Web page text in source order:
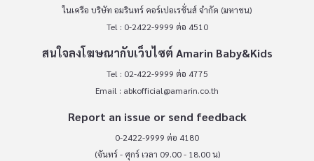
ในเครือ บริษัท อมรินทร์ คอร์เปอเรชั่นส์ จำกัด (มหาชน)
Tel : 0-2422-9999 ต่อ 4510
สนใจลงโฆษณากับเว็บไซต์ Amarin Baby&Kids
Tel : 02-422-9999 ต่อ 4775
Email : abkofficial@amarin.co.th
Report an issue or send feedback
0-2422-9999 ต่อ 4180
(จันทร์ - ศุกร์ เวลา 09.00 - 18.00 น)